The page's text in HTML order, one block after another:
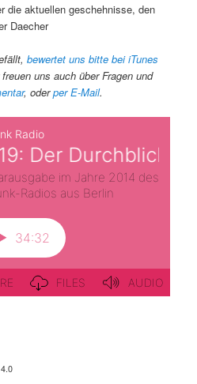
die aktuellen geschehnisse, den
Daecher
bewertet uns bitte bei iTunes
uns auch über Fragen und
, oderper E-Mail.